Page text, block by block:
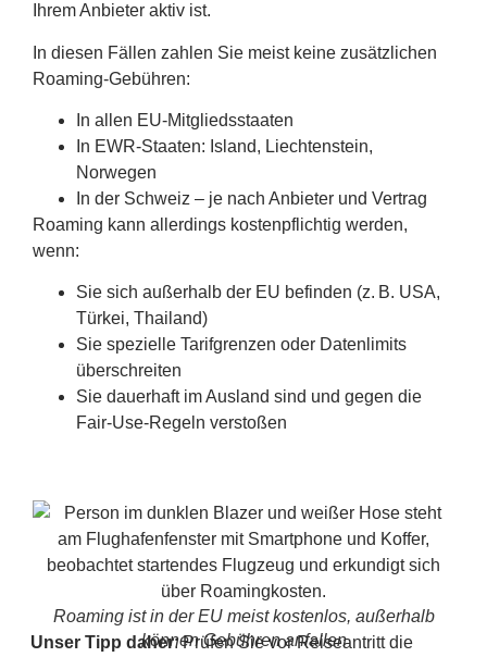
Ihrem Anbieter aktiv ist.
In diesen Fällen zahlen Sie meist keine zusätzlichen
Roaming-Gebühren:
In allen EU-Mitgliedsstaaten
In EWR-Staaten: Island, Liechtenstein,
Norwegen
In der Schweiz – je nach Anbieter und Vertrag
Roaming kann allerdings kostenpflichtig werden,
wenn:
Sie sich außerhalb der EU befinden (z. B. USA,
Türkei, Thailand)
Sie spezielle Tarifgrenzen oder Datenlimits
überschreiten
Sie dauerhaft im Ausland sind und gegen die
Fair-Use-Regeln verstoßen
Roaming ist in der EU meist kostenlos, außerhalb
können Gebühren anfallen
Unser Tipp daher: Prüfen Sie vor Reiseantritt die